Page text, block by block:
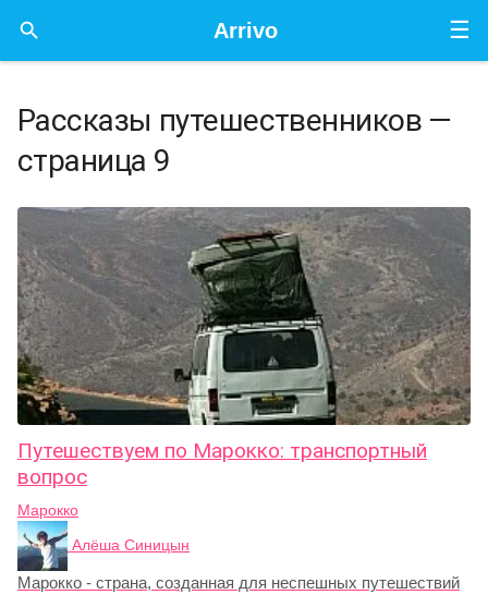
☰
Arrivo

Рассказы путешественников —
страница 9
Путешествуем по Марокко: транспортный
вопрос
Марокко
Алёша Синицын
Марокко - страна, созданная для неспешных путешествий